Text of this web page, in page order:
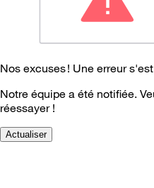
Nos excuses ! Une erreur
Notre équipe a été notifiée.
réessayer !
Actualiser